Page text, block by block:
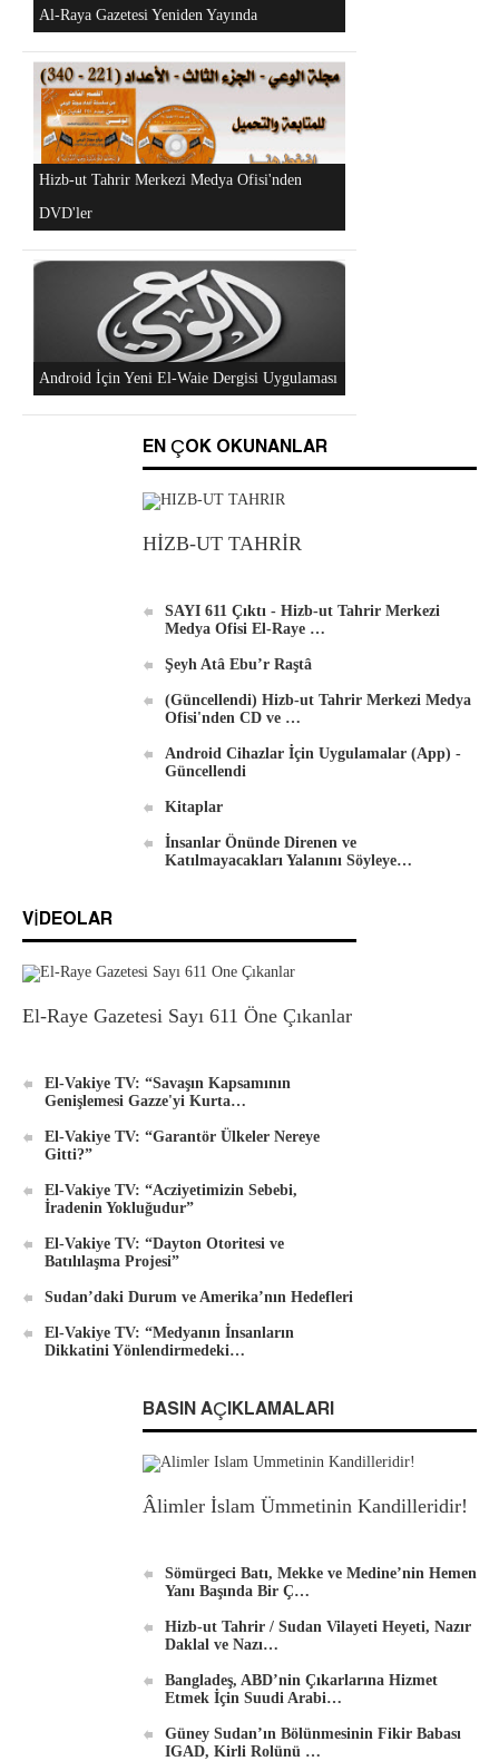
Al-Raya Gazetesi Yeniden Yayında
Hizb-ut Tahrir Merkezi Medya Ofisi'nden
"Hizb-ut Tahrir'in Gazze'yi Desteklemek İçin
Düzenlediği Küresel Faaliyetler..." DVD'si
EN ÇOK OKUNANLAR
HİZB-UT TAHRİR
SAYI 611 Çıktı - Hizb-ut Tahrir Merkezi
Medya Ofisi El-Raye …
Şeyh Atâ Ebu’r Raştâ
(Güncellendi) Hizb-ut Tahrir Merkezi Medya
Ofisi'nden CD ve …
Android Cihazlar İçin Uygulamalar (App) -
Güncellendi
Kitaplar
İnsanlar Önünde Direnen ve
Katılmayacakları Yalanını Söyleye…
VIDEOLAR
El-Raye Gazetesi Sayı 611 Öne Çıkanlar
El-Vakiye TV: “Savaşın Kapsamının
Genişlemesi Gazze'yi Kurta…
El-Vakiye TV: “Garantör Ülkeler Nereye
Gitti?”
El-Vakiye TV: “Acziyetimizin Sebebi,
İradenin Yokluğudur”
El-Vakiye TV: “Dayton Otoritesi ve
Batılılaşma Projesi”
Sudan’daki Durum ve Amerika’nın Hedefleri
El-Vakiye TV: “Medyanın İnsanların
Dikkatini Yönlendirmedeki…
BASIN AÇIKLAMALARI
Âlimler İslam Ümmetinin Kandilleridir!
Sömürgeci Batı, Mekke ve Medine’nin Hemen
Yanı Başında Bir Ç…
Hizb-ut Tahrir / Sudan Vilayeti Heyeti, Nazır
Daklal ve Nazı…
Bangladeş, ABD’nin Çıkarlarına Hizmet
Etmek İçin Suudi Arabi…
Güney Sudan’ın Bölünmesinin Fikir Babası
IGAD, Kirli Rolünü …